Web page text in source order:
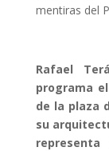
mentiras del
Rafael
programa
de la plaza
su